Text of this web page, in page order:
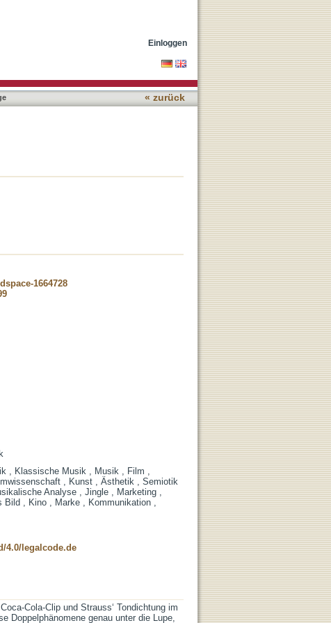
Einloggen
« zurück
1664728
, Klassische Musik , Musik , Film ,
, Kunst , Ästhetik , Semiotik
Analyse , Jingle , Marketing ,
Bild , Kino , Marke , Kommunikation ,
4.0/legalcode.de
Cola-Clip und Strauss‘ Tondichtung im
Doppelphänomene genau unter die Lupe,